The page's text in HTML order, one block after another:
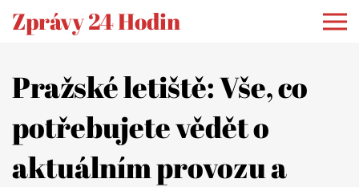
Zprávy 24 Hodin
Pražské letiště: Vše, co
potřebujete vědět o
aktuálním provozu a